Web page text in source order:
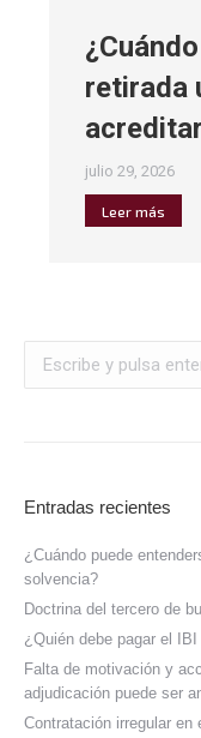
retirada
julio 29, 2026
Leer más
Entradas recientes
¿Cuándo puede
solvencia?
Doctrina del tercero de
¿Quién debe pagar el
Falta de motivación y
adjudicación puede ser
Contratación irregular